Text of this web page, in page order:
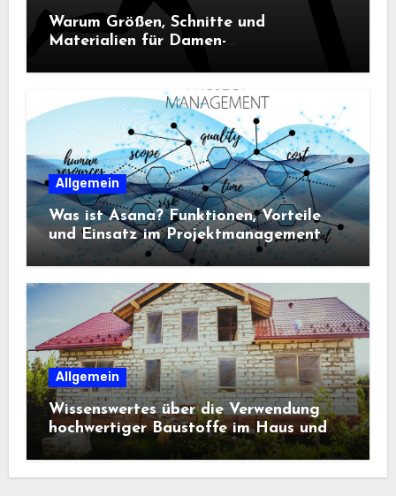
Warum Größen, Schnitte und
Materialien für Damen-
Allgemein
Was ist Asana? Funktionen, Vorteile
und Einsatz im Projektmanagement
Allgemein
Wissenswertes über die Verwendung
hochwertiger Baustoffe im Haus und
beim Hausbau